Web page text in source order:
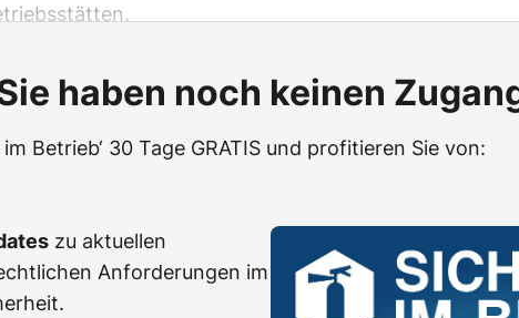
haben noch keinen
Betrieb‘ 30 Tage GRATIS und profitieren Sie von:
zu aktuellen
Anforderungen im